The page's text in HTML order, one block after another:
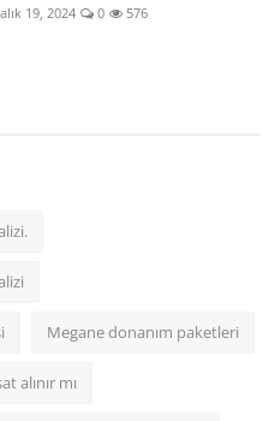
19, 2024 0 576
Megane donanım paketleri
alınır mı